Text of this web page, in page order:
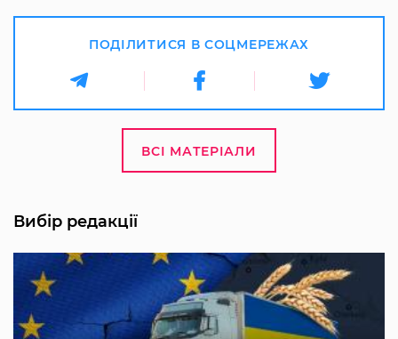
ПОДІЛИТИСЯ В СОЦМЕРЕЖАХ
ВСІ МАТЕРІАЛИ
Вибір редакції